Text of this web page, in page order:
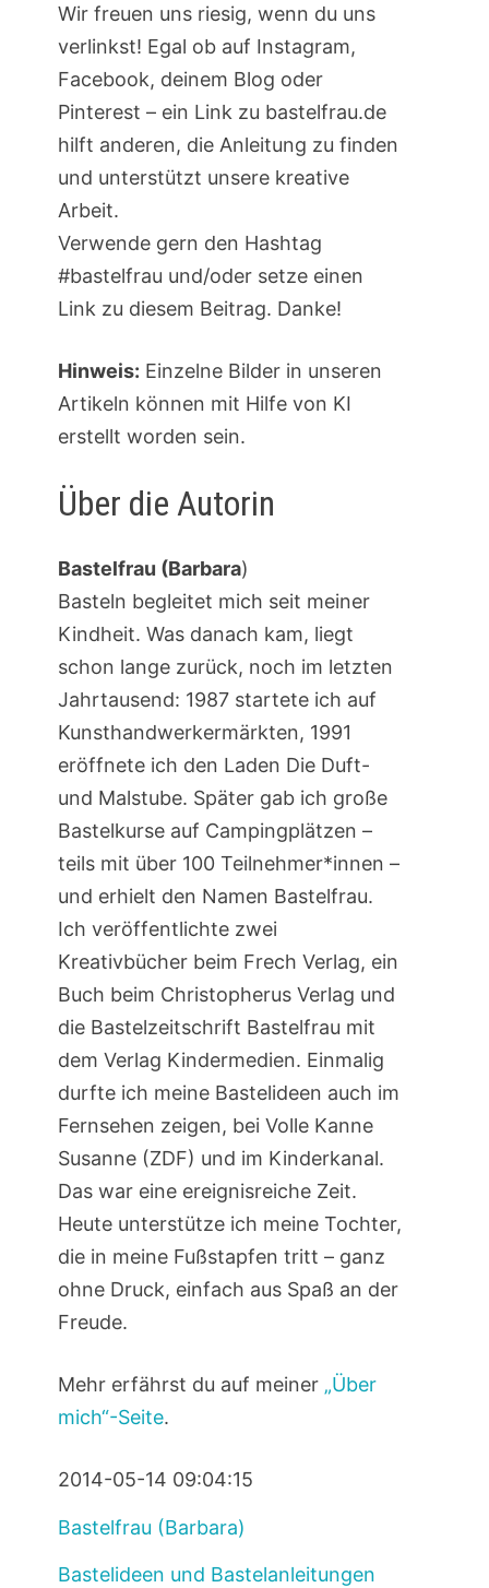
Wir freuen uns riesig, wenn du uns
verlinkst! Egal ob auf Instagram,
Facebook, deinem Blog oder
Pinterest – ein Link zu bastelfrau.de
hilft anderen, die Anleitung zu finden
und unterstützt unsere kreative
Arbeit.
Verwende gern den Hashtag
#bastelfrau und/oder setze einen
Link zu diesem Beitrag. Danke!
Hinweis: Einzelne Bilder in unseren
Artikeln können mit Hilfe von KI
erstellt worden sein.
Über die Autorin
Bastelfrau (Barbara)
Basteln begleitet mich seit meiner
Kindheit. Was danach kam, liegt
schon lange zurück, noch im letzten
Jahrtausend: 1987 startete ich auf
Kunsthandwerkermärkten, 1991
eröffnete ich den Laden Die Duft-
und Malstube. Später gab ich große
Bastelkurse auf Campingplätzen –
teils mit über 100 Teilnehmer*innen –
und erhielt den Namen Bastelfrau.
Ich veröffentlichte zwei
Kreativbücher beim Frech Verlag, ein
Buch beim Christopherus Verlag und
die Bastelzeitschrift Bastelfrau mit
dem Verlag Kindermedien. Einmalig
durfte ich meine Bastelideen auch im
Fernsehen zeigen, bei Volle Kanne
Susanne (ZDF) und im Kinderkanal.
Das war eine ereignisreiche Zeit.
Heute unterstütze ich meine Tochter,
die in meine Fußstapfen tritt – ganz
ohne Druck, einfach aus Spaß an der
Freude.
Mehr erfährst du auf meiner „Über
mich“-Seite.
2014-05-14 09:04:15
Bastelfrau (Barbara)
Bastelideen und Bastelanleitungen